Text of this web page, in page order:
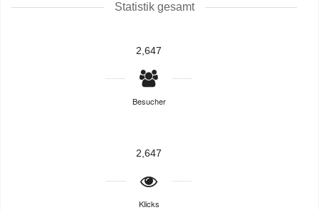
Statistik gesamt
2,647
Besucher
2,647
Klicks